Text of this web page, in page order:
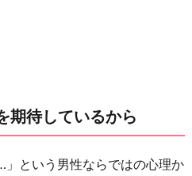
期待しているから
」という男性ならではの心理か